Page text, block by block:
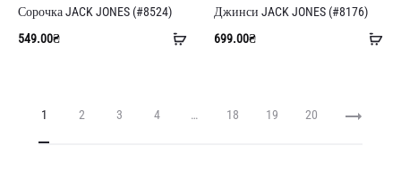
Додати
Сорочка JACK JONES (#8524)
549.00₴
Джинси JACK JONES (#8176)
699.00₴
1 2 3 4 … 18 19 20